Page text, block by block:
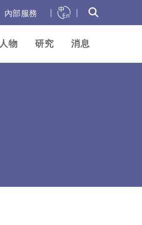
內部服務
人物 研究 消息